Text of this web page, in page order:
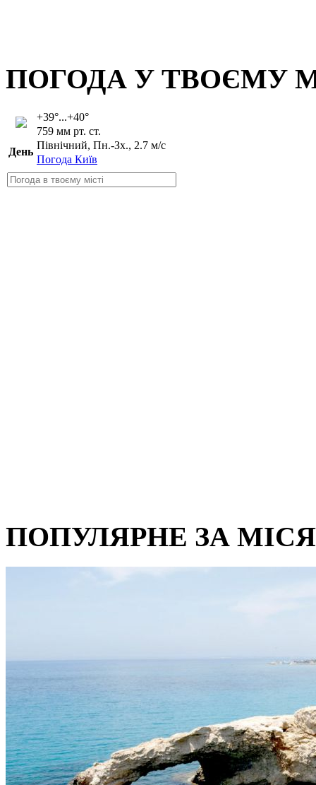
ПОГОДА У ТВОЄМУ
+39°...+40°
759 мм рт. ст.
Північний, Пн.-Зх., 2.7 м/с
Погода Київ
День
ПОПУЛЯРНЕ ЗА